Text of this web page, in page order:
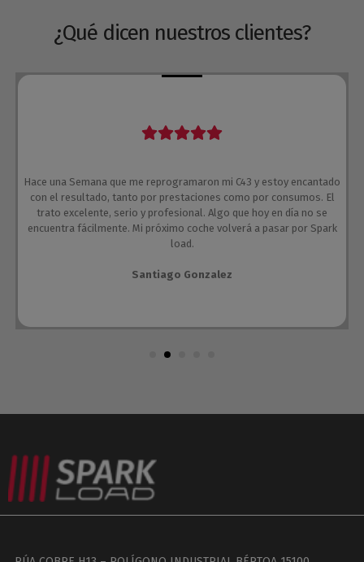
¿Qué dicen nuestros clientes?
Hace una Semana que me reprogramaron mi C43 y estoy encantado
con el resultado, tanto por prestaciones como por consumos. El
trato excelente, serio y profesional. Algo que hoy en día no se
encuentra fácilmente. Mi próximo coche volverá a pasar por Spark
load.
Santiago Gonzalez